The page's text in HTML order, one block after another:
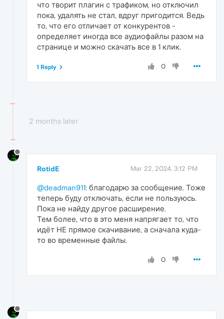
что творит плагин с трафиком, но отключил
пока, удалять не стал, вдруг пригодится. Ведь
то, что его отличает от конкурентов -
определяет иногда все аудиофайлы разом на
странице и можно скачать все в 1 клик.
0
1 Reply
2 months later
RotidE Mar 22, 2024, 3:12 PM
@deadman911: благодарю за сообщение. Тоже
теперь буду отключать, если не пользуюсь.
Пока не найду другое расширение.
Тем более, что в это меня напрягает то, что
идёт НЕ прямое скачивание, а сначала куда-
то во временные файлы.
0